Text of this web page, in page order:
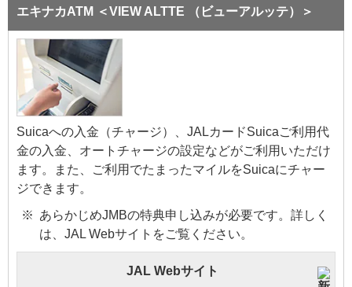
エキナカATM ＜VIEW ALTTE （ビューアルッテ）＞
Suicaへの入金（チャージ）、JALカードSuicaご利用代
金の入金、オートチャージの設定などがご利用いただけ
ます。また、ご利用でたまったマイルをSuicaにチャー
ジできます。
あらかじめJMBの特典申し込みが必要です。詳しく
は、JAL Webサイトをご覧ください。
JAL Webサイト